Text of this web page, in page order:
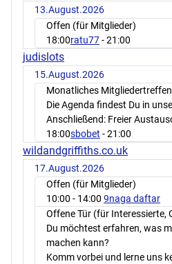
13.August.2026
Offen (für Mitglieder)
18:00ratu77- 21:00
judislots
15.August.2026
Monatliches
Die Agenda findest Du in
Anschließend: Freier
18:00sbobet - 21:00
wildandgriffiths.co.uk
17.August.2026
Offen (für Mitglieder)
10:00 - 14:00 9naga daftar
Offene Tür (für Interessierte,
Du möchtest erfahren, was
machen kann?
Komm vorbei und lerne uns